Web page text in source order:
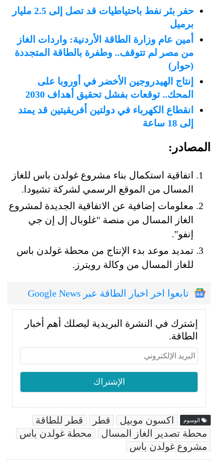
حفر بئر نفط باحتياطيات قد تصل إلى 2.5 مليار
برميل
أمين عام وزارة الطاقة الأردنية: واردات الغاز
من مصر لم تتوقف.. وطفرة بالطاقة المتجددة
(حوار)
إنتاج الهيدروجين الأخضر في أوروبا على
المحك.. توقعات بفشل تحقيق أهداف 2030
انقطاع الكهرباء في دولتين أفريقيتين قد يمتد
إلى 18 ساعة
المصادر:
اتفاقية استكمال بناء مشروع غولدن باس للغاز
المسال من الموقع الرسمي لشركة تشيودا.
معلومات إضافية عن الاتفاقية الجديدة لمشروع
الغاز المسال من منصة "غلوبال إل إن جي
إنفو".
تمديد موعد بدء الإنتاج من محطة غولدن باس
للغاز المسال من وكالة رويترز.
تابعوا اخر اخبار الطاقة عبر Google News
إشترك في النشرة البريدية ليصلك أهم أخبار
الطاقة.
الوسوم اكسون موبيل قطر
قطر للطاقة
محطة تصدير الغاز المسال
محطة غولدن باس
مشروع غولدن باس